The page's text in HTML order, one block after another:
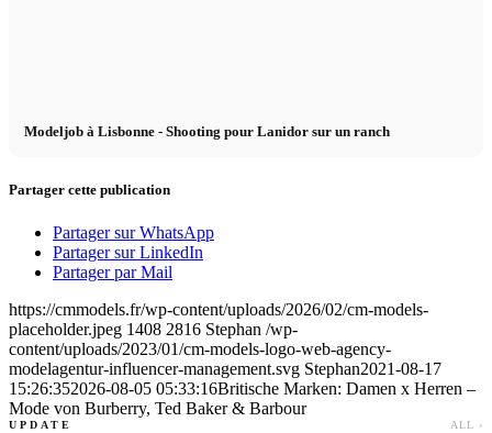
Modeljob à Lisbonne - Shooting pour Lanidor sur un ranch
Partager cette publication
Partager sur WhatsApp
Partager sur LinkedIn
Partager par Mail
https://cmmodels.fr/wp-content/uploads/2026/02/cm-models-
placeholder.jpeg 1408 2816 Stephan /wp-
content/uploads/2023/01/cm-models-logo-web-agency-
modelagentur-influencer-management.svg Stephan2021-08-17
15:26:352026-08-05 05:33:16Britische Marken: Damen x Herren –
Mode von Burberry, Ted Baker & Barbour
UPDATE ALL ›